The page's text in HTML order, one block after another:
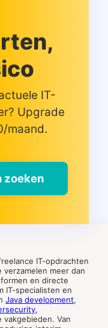
IT-
Upgrade
maand.
zoeken
IT-opdrachten
verzamelen meer dan
en directe
IT-specialisten en
Java development,
,
Van